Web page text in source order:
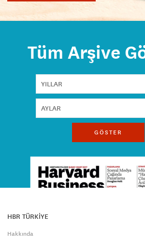
Tüm Arşive
GÖSTER
HBR TÜRKİYE
Hakkında